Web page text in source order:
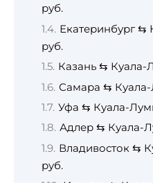
руб.
Екатеринбург ⇆
руб.
Казань ⇆ Куала-
Самара ⇆ Куала-
Уфа ⇆ Куала-
Адлер ⇆ Куала-
Владивосток ⇆
руб.